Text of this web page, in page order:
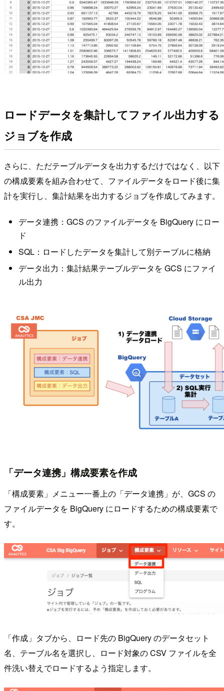
ロードデータを集計してファイル出力する
ジョブを作成
さらに、ただテーブルデータを出力するだけではなく、以下
の構成要素を組み合わせて、ファイルデータをロード後に集
計を実行し、集計結果を出力するジョブを作成してみます。
データ連携：GCS のファイルデータを BigQuery にロー
ド
SQL：ロードしたデータを集計して別テーブルに格納
データ出力：集計結果テーブルデータを GCS にファイ
ル出力
「データ連携」構成要素を作成
「構成要素」メニュー一番上の「データ連携」が、GCS の
ファイルデータを BigQuery にロードするための構成要素で
す。
「作成」タブから、ロード先の BigQuery のデータセット
名、テーブル名を選択し、ロード対象の CSV ファイルを全
件洗い替えでロードするよう指定します。